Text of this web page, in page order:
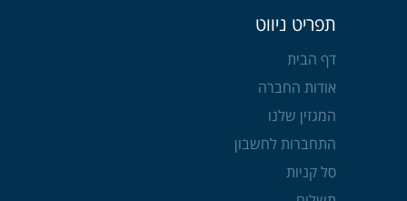
תפריט ניווט
דף הבית
אודות החברה
המגזין שלנו
התחברות לחשבון
סל קניות